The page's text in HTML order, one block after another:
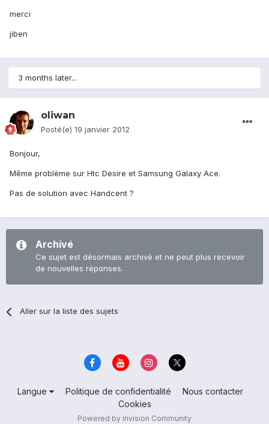
merci
jiben
3 months later...
oliwan
Posté(e) 19 janvier 2012
Bonjour,
Même problème sur Htc Desire et Samsung Galaxy Ace.
Pas de solution avec Handcent ?
Archivé
Ce sujet est désormais archivé et ne peut plus recevoir
de nouvelles réponses.
Aller sur la liste des sujets
Langue Politique de confidentialité
Nous contacter
Cookies
Powered by Invision Community